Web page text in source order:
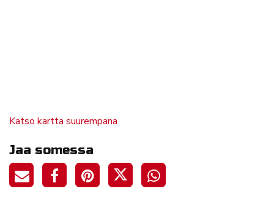
Katso kartta suurempana
Jaa somessa